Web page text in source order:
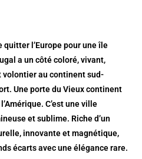
quitter l’Europe pour une île
a un côté coloré, vivant,
volontier au continent sud-
Une porte du Vieux continent
C’est une ville
et sublime. Riche d’un
innovante et magnétique,
écarts avec une élégance rare.